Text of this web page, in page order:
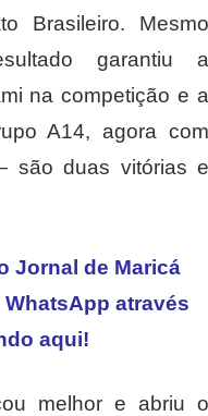
Brasileiro. Mesmo
garantiu a
na competição e a
A14, agora com
são duas vitórias e
Jornal de Maricá
através
aqui!
melhor e abriu o